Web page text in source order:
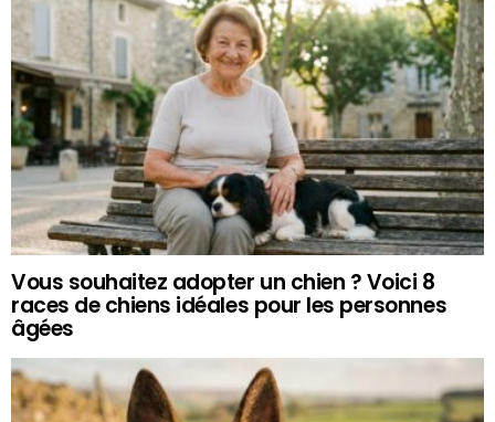
Vous souhaitez adopter un chien ? Voici 8
races de chiens idéales pour les personnes
âgées